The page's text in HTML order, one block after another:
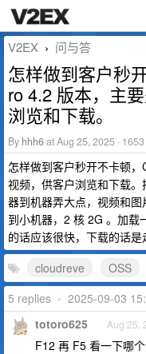
V2EX › 问与答
怎样做到客户秒
ro 4.2 版本，主
浏览和下载。
By hhh6at Aug 25, 2025 ·
怎样做到客户秒开不卡顿
视频，供客户浏览和下载
器到机器弄大点，视频和
到小机器，2 核 2G 。加载
的话应该很快，下载的话是
cloudreve
OSS
5 replies • 2025-09-03
totoro625 Aug 25,
F12 再 F5 看一下哪